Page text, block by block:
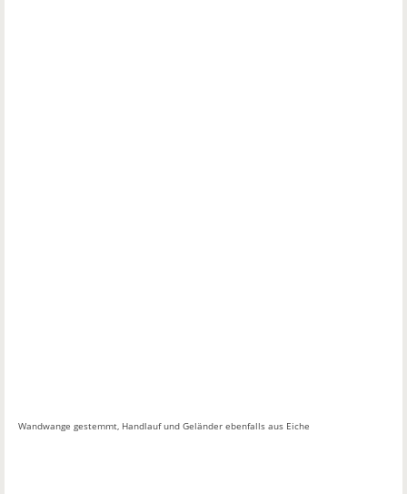
Wandwange gestemmt, Handlauf und Geländer ebenfalls aus Eiche